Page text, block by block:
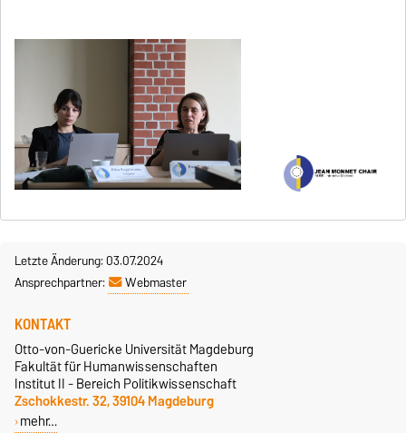
Letzte Änderung: 03.07.2024
Ansprechpartner:
Webmaster
KONTAKT
Otto-von-Guericke Universität Magdeburg
Fakultät für Humanwissenschaften
Institut II - Bereich Politikwissenschaft
Zschokkestr. 32, 39104 Magdeburg
mehr…